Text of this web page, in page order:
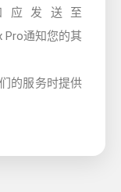
应发送至
Pro通知您的其
的服务时提供